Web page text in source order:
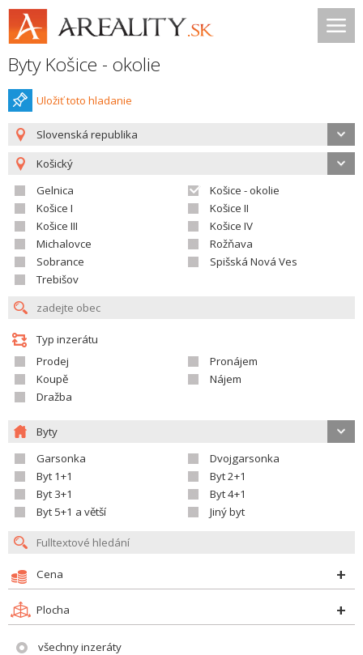
Byty Košice - okolie
Uložiť toto hladanie
Slovenská republika
Košický
Gelnica
Košice - okolie
Košice I
Košice II
Košice III
Košice IV
Michalovce
Rožňava
Sobrance
Spišská Nová Ves
Trebišov
Typ inzerátu
Prodej
Pronájem
Koupě
Nájem
Dražba
Byty
Garsonka
Dvojgarsonka
Byt 1+1
Byt 2+1
Byt 3+1
Byt 4+1
Byt 5+1 a větší
Jiný byt
Cena
Plocha
všechny inzeráty